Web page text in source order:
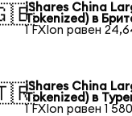
iShares China
Tokenized) в
1 FXIon равен
iShares China
Tokenized) в
1 FXIon равен 1